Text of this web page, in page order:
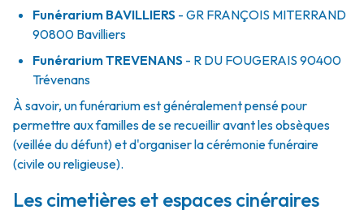
Funérarium BAVILLIERS - GR FRANÇOIS MITERRAND
90800 Bavilliers
FunérariumTREVENANS - R DU FOUGERAIS 90400
Trévenans
À savoir, un funérarium est généralement pensé pour
permettre aux familles de se recueillir avant les obsèques
(veillée du défunt) et d'organiser la cérémonie funéraire
(civile ou religieuse).
Les cimetières et espaces cinéraires